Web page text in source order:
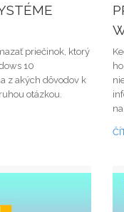
priečinok, ktorý
10
z akých dôvodov k
otázkou.